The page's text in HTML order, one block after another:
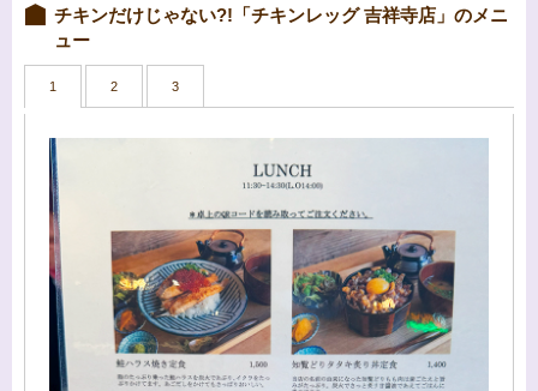
チキンだけじゃない?!「チキンレッグ 吉祥寺店」のメニ
ュー
1 2 3